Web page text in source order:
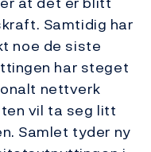
Samtidig har
noe de siste
har steget
nettverk
vil ta seg litt
Samlet tyder ny